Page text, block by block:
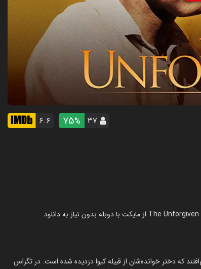
۳۷ 75% ۶.۶
که دختر خوانده‌شان از قبیله کیوا دزدیده شده است. در تگزاس